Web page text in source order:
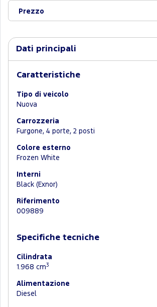
Prezzo
Dati principali
Caratteristiche
Tipo di veicolo
Nuova
Carrozzeria
Furgone, 4 porte, 2 posti
Colore esterno
Frozen White
Interni
Black (Exnor)
Riferimento
009889
Specifiche tecniche
Cilindrata
1.968 cm3
Alimentazione
Diesel